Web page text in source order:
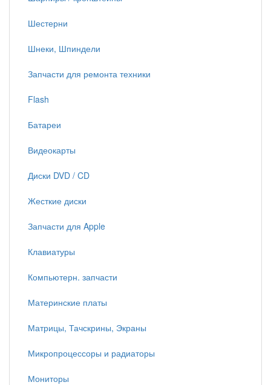
Шестерни
Шнеки, Шпиндели
Запчасти для ремонта техники
Flash
Батареи
Видеокарты
Диски DVD / CD
Жесткие диски
Запчасти для Apple
Клавиатуры
Компьютерн. запчасти
Материнские платы
Матрицы, Тачскрины, Экраны
Микропроцессоры и радиаторы
Мониторы